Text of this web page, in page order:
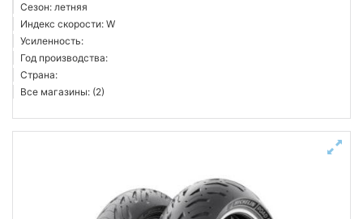
Сезон: летняя
Индекс скорости: W
Усиленность:
Год производства:
Страна:
Все магазины: (2)